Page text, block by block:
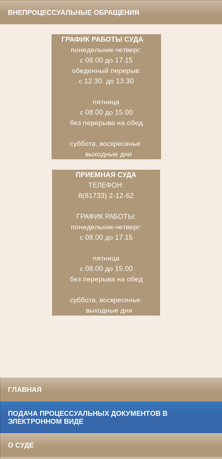
ВНЕПРОЦЕССУАЛЬНЫЕ ОБРАЩЕНИЯ
ГРАФИК РАБОТЫ СУДА
понедельник-четверг:
с 08.00 до 17.15
обеденный перерыв:
с 12.30. до 13.30
пятница
с 08.00 до 15.00
без перерыва на обед
суббота, воскресенье:
выходные дни
ПРИЕМНАЯ СУДА
ТЕЛЕФОН:
8(81733) 2-12-62
ГРАФИК РАБОТЫ:
понедельник-четверг:
с 08.00 до 17.15
пятница
с 08.00 до 15.00
без перерыва на обед
суббота, воскресенье:
выходные дни
ГЛАВНАЯ
ПОДАЧА ПРОЦЕССУАЛЬНЫХ ДОКУМЕНТОВ В
ЭЛЕКТРОННОМ ВИДЕ
О СУДЕ